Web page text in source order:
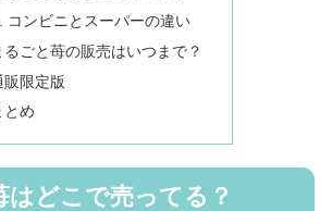
コンビニとスーパーの違い
るごと苺の販売はいつまで？
販限定版
とめ
はどこで売ってる？